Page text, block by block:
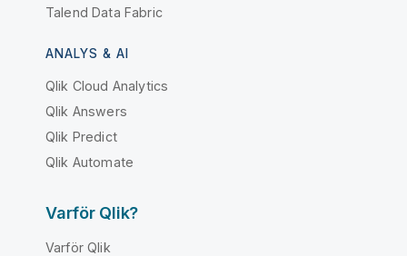
Talend Data Fabric
ANALYS & AI
Qlik Cloud Analytics
Qlik Answers
Qlik Predict
Qlik Automate
Varför Qlik?
Varför Qlik